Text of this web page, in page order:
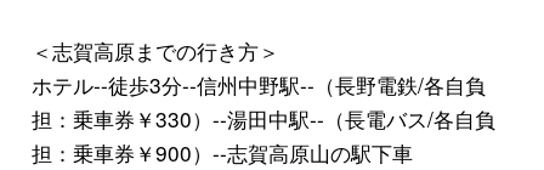
＜志賀高原までの行き方＞
ホテル--徒歩3分--信州中野駅--（長野電鉄/各自負
担：乗車券￥330）--湯田中駅--（長電バス/各自負
担：乗車券￥900）--志賀高原山の駅下車